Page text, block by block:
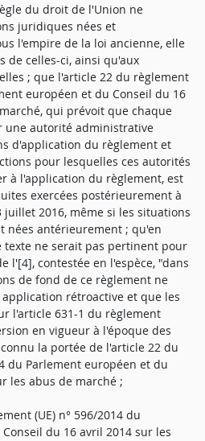
du droit de l'Union ne
juridiques nées et
l'empire de la loi ancienne, elle
de celles-ci, ainsi qu'aux
; que l'article 22 du règlement
européen et du Conseil du 16
qui prévoit que chaque
une autorité administrative
d'application du règlement et
pour lesquelles ces autorités
à l'application du règlement, est
exercées postérieurement à
2016, même si les situations
nées antérieurement ; qu'en
texte ne serait pas pertinent pour
l'[4], contestée en l'espèce, "dans
de fond de ce règlement ne
rétroactive et que les
l'article 631-1 du règlement
en vigueur à l'époque des
la portée de l'article 22 du
du Parlement européen et du
les abus de marché ;
(UE) n° 596/2014 du
du 16 avril 2014 sur les